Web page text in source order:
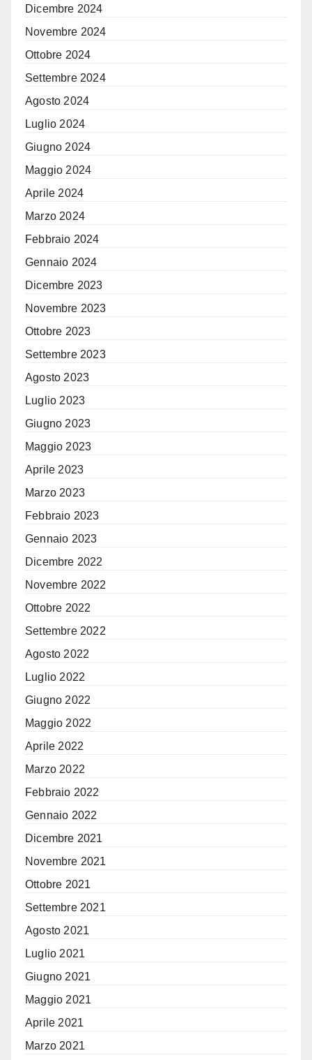
Dicembre 2024
Novembre 2024
Ottobre 2024
Settembre 2024
Agosto 2024
Luglio 2024
Giugno 2024
Maggio 2024
Aprile 2024
Marzo 2024
Febbraio 2024
Gennaio 2024
Dicembre 2023
Novembre 2023
Ottobre 2023
Settembre 2023
Agosto 2023
Luglio 2023
Giugno 2023
Maggio 2023
Aprile 2023
Marzo 2023
Febbraio 2023
Gennaio 2023
Dicembre 2022
Novembre 2022
Ottobre 2022
Settembre 2022
Agosto 2022
Luglio 2022
Giugno 2022
Maggio 2022
Aprile 2022
Marzo 2022
Febbraio 2022
Gennaio 2022
Dicembre 2021
Novembre 2021
Ottobre 2021
Settembre 2021
Agosto 2021
Luglio 2021
Giugno 2021
Maggio 2021
Aprile 2021
Marzo 2021